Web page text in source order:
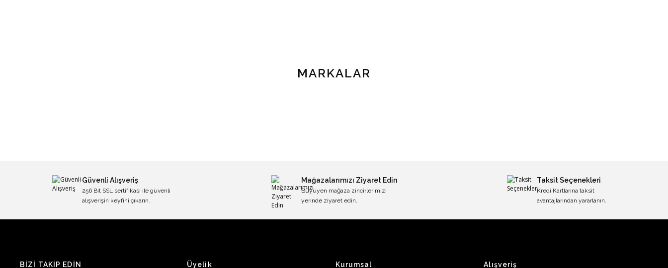
MARKALAR
Güvenli Alışveriş
256 Bit SSL sertifikası ile güvenli
alışverişin keyfini çıkarın.
Mağazalarımızı Ziyaret Edin
Büyüyen mağaza zincirlerimizi
yerinde ziyaret edin.
Taksit Seçenekleri
Kredi Kartlarına taksit
avantajlarından yararlanın.
BİZİ TAKİP EDİN Üyelik Kurumsal Alışveriş